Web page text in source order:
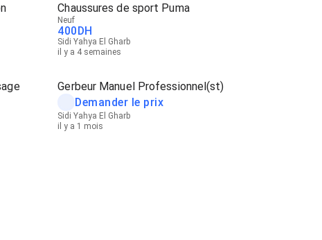
Chaussures de sport Puma
Neuf
400DH
Sidi Yahya El Gharb
il y a 4 semaines
Gerbeur Manuel Professionnel(st)
Demander le prix
Sidi Yahya El Gharb
il y a 1 mois